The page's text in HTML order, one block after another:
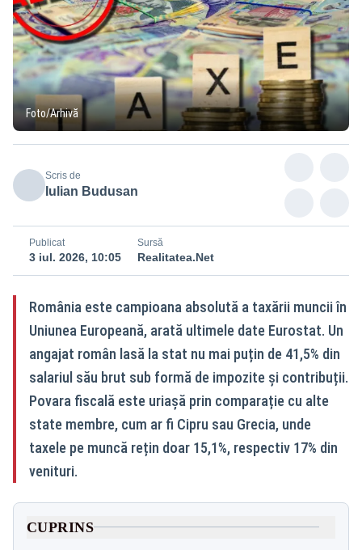
Foto/Arhivă
Scris de
Iulian Budusan
Publicat
3 iul. 2026, 10:05
Sursă
Realitatea.Net
România este campioana absolută a taxării muncii în
Uniunea Europeană, arată ultimele date Eurostat. Un
angajat român lasă la stat nu mai puțin de 41,5% din
salariul său brut sub formă de impozite și contribuții.
Povara fiscală este uriașă prin comparație cu alte
state membre, cum ar fi Cipru sau Grecia, unde
taxele pe muncă rețin doar 15,1%, respectiv 17% din
venituri.
CUPRINS